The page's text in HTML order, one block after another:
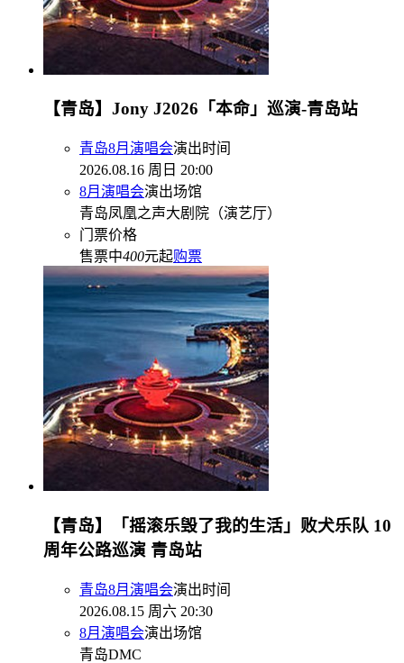
【青岛】Jony J2026「本命」巡演-青岛站
青岛8月演唱会演出时间
2026.08.16 周日 20:00
8月演唱会演出场馆
青岛凤凰之声大剧院（演艺厅）
门票价格
售票中400元起购票
【青岛】「摇滚乐毁了我的生活」败犬乐队 10
周年公路巡演 青岛站
青岛8月演唱会演出时间
2026.08.15 周六 20:30
8月演唱会演出场馆
青岛DMC